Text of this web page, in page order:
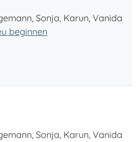
Sonja, Karun, Vanida
beginnen
Sonja, Karun, Vanida